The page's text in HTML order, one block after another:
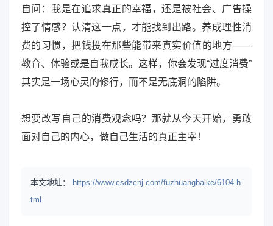
自问：我是在追求真正的幸福，还是被社会、广告操
控了情感？认清这一点，才能找到出路。养成理性消
费的习惯，把钱投在那些能带来真实价值的地方——
教育、体验或是自我成长。这样，你会发现“过度消费”
其实是一场心灵的修行，而不是无底洞的陷阱。
想要改写自己的消费观念吗？那就从今天开始，勇敢
面对自己的内心，做自己生活的真正主宰！
本文地址：
https://www.csdzcnj.com/fuzhuangbaike/6104.h
tml